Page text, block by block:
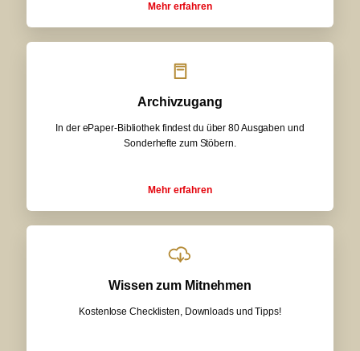
Mehr erfahren
Archivzugang
In der ePaper-Bibliothek findest du über 80 Ausgaben und
Sonderhefte zum Stöbern.
Mehr erfahren
Wissen zum Mitnehmen
Kostenlose Checklisten, Downloads und Tipps!